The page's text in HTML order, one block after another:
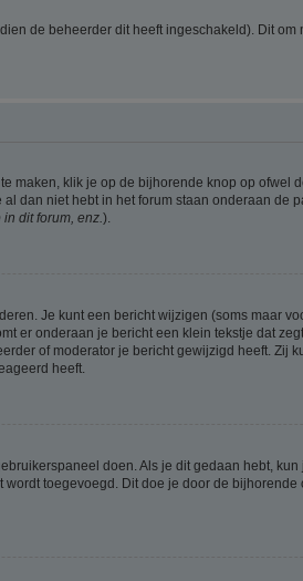
de beheerder dit heeft ingeschakeld). Dit
maken, klik je op de bijhorende knop op ofwel
dan niet hebt in het forum staan onderaan de
dit forum, enz.).
Je kunt een bericht wijzigen (soms maar
er onderaan je bericht een klein tekstje dat
of moderator je bericht gewijzigd heeft. Zij
heeft.
doen. Als je dit gedaan hebt, kun
toegevoegd. Dit doe je door de